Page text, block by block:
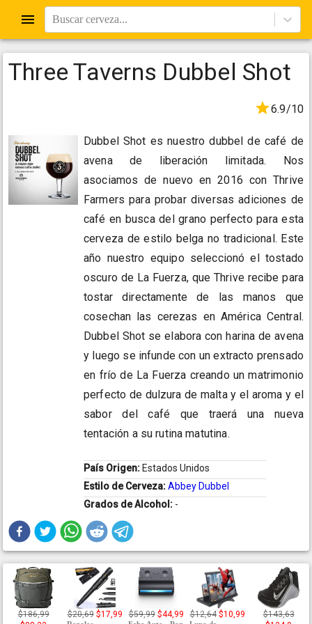
Buscar cerveza...
Three Taverns Dubbel Shot
6.9/10
Dubbel Shot es nuestro dubbel de café de
avena de liberación limitada. Nos
asociamos de nuevo en 2016 con Thrive
Farmers para probar diversas adiciones de
café en busca del grano perfecto para esta
cerveza de estilo belga no tradicional. Este
año nuestro equipo seleccionó el tostado
oscuro de La Fuerza, que Thrive recibe para
tostar directamente de las manos que
cosechan las cerezas en América Central.
Dubbel Shot se elabora con harina de avena
y luego se infunde con un extracto prensado
en frío de La Fuerza creando un matrimonio
perfecto de dulzura de malta y el aroma y el
sabor del café que traerá una nueva
tentación a su rutina matutina.
País Origen: Estados Unidos
Estilo de Cerveza:Abbey Dubbel
Grados de Alcohol: -
$186,99
$20,69 $17,99 $59,99 $44,99 $12,64 $10,99
$143,63